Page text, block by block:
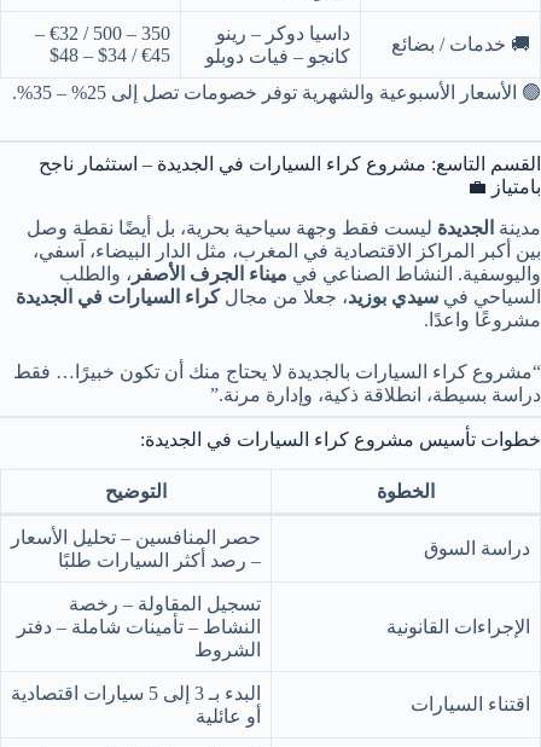
🚚 خدمات / بضائع
داسيا دوكر – رينو
كانجو – فيات دوبلو
350 – 500 / €32 –
€45 / $34 – $48
🟢 الأسعار الأسبوعية والشهرية توفر خصومات تصل إلى 25% – 35%.
القسم التاسع: مشروع كراء السيارات في الجديدة – استثمار ناجح
بامتياز 💼
مدينة الجديدة ليست فقط وجهة سياحية بحرية، بل أيضًا نقطة وصل
بين أكبر المراكز الاقتصادية في المغرب، مثل الدار البيضاء، آسفي،
واليوسفية. النشاط الصناعي في ميناء الجرف الأصفر ، والطلب
السياحي في سيدي بوزيد، جعلا من مجالكراء السيارات في الجديدة
مشروعًا واعدًا.
“مشروع كراء السيارات بالجديدة لا يحتاج منك أن تكون خبيرًا… فقط
دراسة بسيطة، انطلاقة ذكية، وإدارة مرنة.”
خطوات تأسيس مشروع كراء السيارات في الجديدة:
الخطوة التوضيح
دراسة السوق
حصر المنافسين – تحليل الأسعار
– رصد أكثر السيارات طلبًا
الإجراءات القانونية
تسجيل المقاولة – رخصة
النشاط – تأمينات شاملة – دفتر
الشروط
اقتناء السيارات
البدء بـ 3 إلى 5 سيارات اقتصادية
أو عائلية